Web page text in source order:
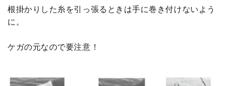
根掛かりした糸を引っ張るときは手に巻き付けないよう
に。
ケガの元なので要注意！